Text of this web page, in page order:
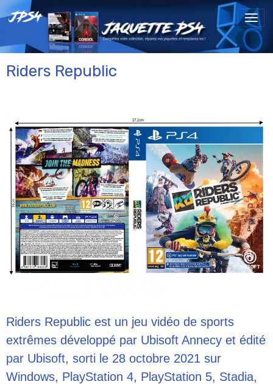
Riders Republic
Riders Republic est un jeu vidéo de sports
extrêmes développé par Ubisoft Annecy et édité
par Ubisoft, sorti le 28 octobre 2021 sur
Windows, PlayStation 4, PlayStation 5, Stadia,